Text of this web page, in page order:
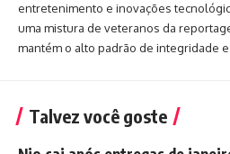
entretenimento e inovações
uma mistura de veteranos da
mantém o alto padrão de integridade
Talvez você goste